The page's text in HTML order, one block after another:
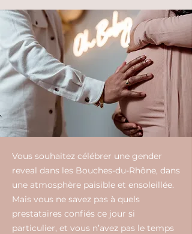
Vous souhaitez célébrer une gender
reveal dans les Bouches-du-Rhône, dans
une atmosphère paisible et ensoleillée.
Mais vous ne savez pas à quels
prestataires confiés ce jour si
particulier, et vous n’avez pas le temps